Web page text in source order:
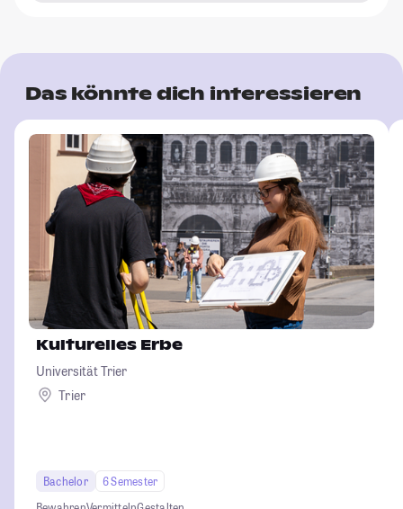
Das könnte dich interessieren
Kulturelles Erbe
Universität Trier
Trier
Bachelor
6 Semester